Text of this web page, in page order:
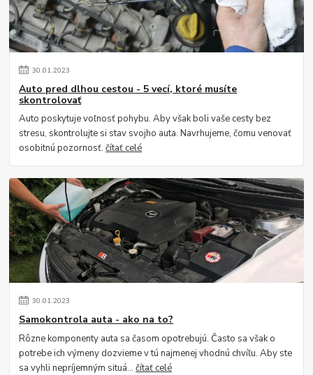
30.01.2023
Auto pred dlhou cestou - 5 vecí, ktoré musíte
skontrolovať
Auto poskytuje voľnosť pohybu. Aby však boli vaše cesty bez
stresu, skontrolujte si stav svojho auta. Navrhujeme, čomu venovať
osobitnú pozornosť.čítať celé
30.01.2023
Samokontrola auta - ako na to?
Rôzne komponenty auta sa časom opotrebujú. Často sa však o
potrebe ich výmeny dozvieme v tú najmenej vhodnú chvíľu. Aby ste
sa vyhli nepríjemným situá...čítať celé